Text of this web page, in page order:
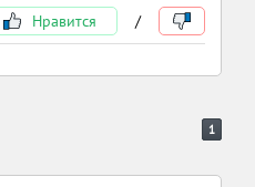
Нравится /
1